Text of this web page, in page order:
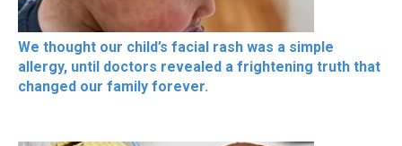
We thought our child’s facial rash was a simple
allergy, until doctors revealed a frightening truth that
changed our family forever.